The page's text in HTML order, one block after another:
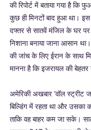
की रिपोर्ट में बताया गया है
कुछ ही मिनटों बाद हुआ था।
दफ्तर से सातवें मंजिल के घर
निशाना बनाया जाना आसान
की जांच के लिए ईरान के साथ
मानना है कि इजरायल की बेहतर
अमेरिकी अखबार ‘वॉल स्ट्रीट
बिल्डिंग में रहता था और उसका
ताकि वह बाहर कम जा सके।